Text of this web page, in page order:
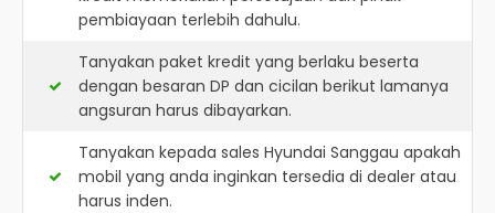
pembiayaan terlebih dahulu.
Tanyakan paket kredit yang berlaku beserta
dengan besaran DP dan cicilan berikut lamanya
angsuran harus dibayarkan.
Tanyakan kepada sales Hyundai Sanggau apakah
mobil yang anda inginkan tersedia di dealer atau
harus inden.